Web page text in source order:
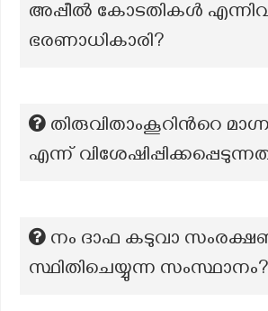
അപ്പീൽ കോടതികൾ എന്നിവ
ഭരണാധികാരി?
തിരുവിതാംകൂറിന്‍റെ
എന്ന്
നം ദാഫ കടുവാ സംരക്ഷണ
സ്ഥിതിചെയ്യുന്ന സംസ്ഥാനം?